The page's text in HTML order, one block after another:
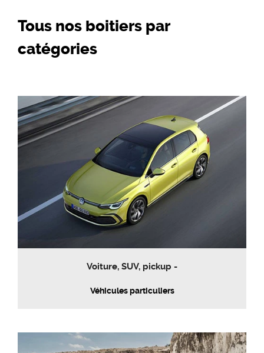
Tous nos boitiers par
catégories
Voiture, SUV, pickup -
Véhicules particuliers